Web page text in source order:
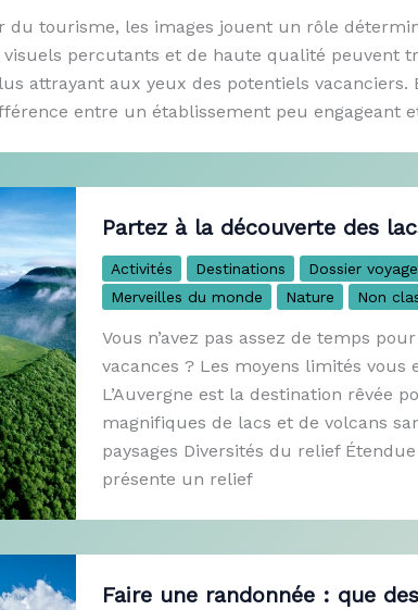
du tourisme, les images jouent un rôle
visuels percutants et de haute qualité peuvent
attrayant aux yeux des potentiels vacanciers.
entre un établissement peu engageant
Partez à la découverte des
Activités Destinations Dossier voyage
Merveilles du monde
Nature Non
Vous n’avez pas assez de temps
vacances ? Les moyens limités vous
L’Auvergne est la destination rêvée
magnifiques de lacs et de volcans
paysages Diversités du relief
présente un relief
Faire une randonnée : que